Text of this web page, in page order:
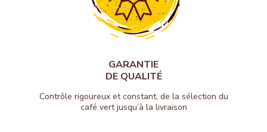
GARANTIE
DE QUALITÉ
Contrôle rigoureux et constant, de la sélection du
café vert jusqu’à la livraison